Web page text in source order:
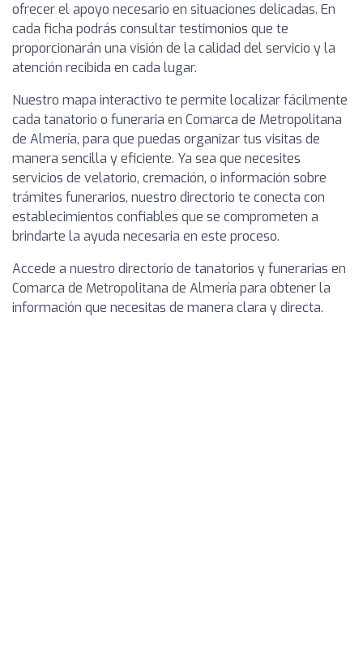
ofrecer el apoyo necesario en situaciones delicadas. En
cada ficha podrás consultar testimonios que te
proporcionarán una visión de la calidad del servicio y la
atención recibida en cada lugar.
Nuestro mapa interactivo te permite localizar fácilmente
cada tanatorio o funeraria en Comarca de Metropolitana
de Almería, para que puedas organizar tus visitas de
manera sencilla y eficiente. Ya sea que necesites
servicios de velatorio, cremación, o información sobre
trámites funerarios, nuestro directorio te conecta con
establecimientos confiables que se comprometen a
brindarte la ayuda necesaria en este proceso.
Accede a nuestro directorio de tanatorios y funerarias en
Comarca de Metropolitana de Almería para obtener la
información que necesitas de manera clara y directa.